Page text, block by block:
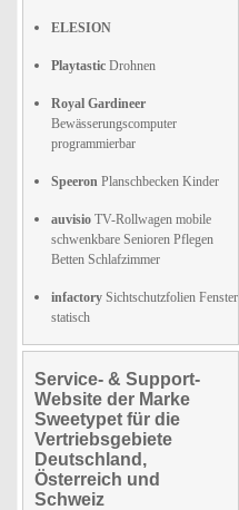
ELESION
Playtastic Drohnen
Royal Gardineer
Bewässerungscomputer
programmierbar
Speeron Planschbecken Kinder
auvisio TV-Rollwagen mobile
schwenkbare Senioren Pflegen
Betten Schlafzimmer
infactory Sichtschutzfolien Fenster
statisch
Service- & Support-
Website der Marke
Sweetypet für die
Vertriebsgebiete
Deutschland,
Österreich und
Schweiz